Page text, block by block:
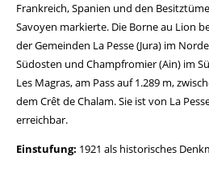
Frankreich, Spanien und den
Savoyen markierte. Die Borne au Lion
der Gemeinden La Pesse (Jura) im
Südosten und Champfromier (Ain) im
Les Magras, am Pass auf 1.289 m,
dem Crêt de Chalam. Sie ist von La
erreichbar.
Einstufung: 1921 als historisches